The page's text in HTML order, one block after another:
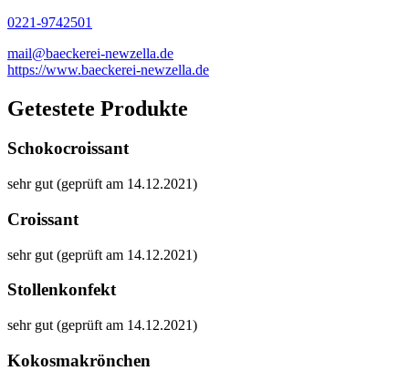
0221-9742501
mail@baeckerei-newzella.de
https://www.baeckerei-newzella.de
Getestete Produkte
Schokocroissant
sehr gut (geprüft am 14.12.2021)
Croissant
sehr gut (geprüft am 14.12.2021)
Stollenkonfekt
sehr gut (geprüft am 14.12.2021)
Kokosmakrönchen